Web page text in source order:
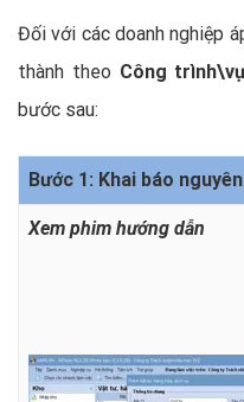
Đối với các doanh nghiệp
thành theo Công
bước sau:
Bước 1: Khai báo
Xem phim hướng dẫn